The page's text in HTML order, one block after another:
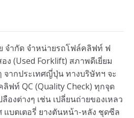
จำกัด จำหน่ายรถโฟล์คลิฟท์ ฟ
(Used Forklift) สภาพดีเยี่ยม
จากประเทศญี่ปุ่น ทางบริษัทฯ จะ
ฟท์ QC (Quality Check) ทุกจุด
องต่างๆ เช่น เปลี่ยนถ่ายของเหลว
แบตเตอรี่ ยางตันหน้า-หลัง ชุดซีล